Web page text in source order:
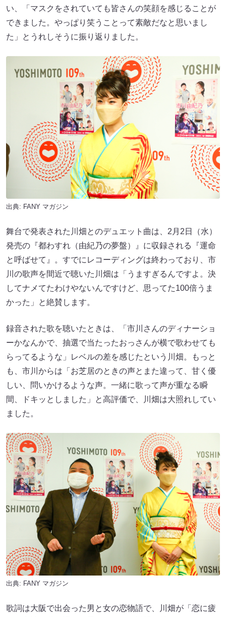
い、「マスクをされていても皆さんの笑顔を感じることが
できました。やっぱり笑うことって素敵だなと思いまし
た」とうれしそうに振り返りました。
出典: FANY マガジン
舞台で発表された川畑とのデュエット曲は、2月2日（水）
発売の『都わすれ（由紀乃の夢盤）』に収録される『運命
と呼ばせて』。すでにレコーディングは終わっており、市
川の歌声を間近で聴いた川畑は「うますぎるんですよ。決
してナメてたわけやないんですけど、思ってた100倍うま
かった」と絶賛します。
録音された歌を聴いたときは、「市川さんのディナーショ
ーかなんかで、抽選で当たったおっさんが横で歌わせても
らってるような」レベルの差を感じたという川畑。もっと
も、市川からは「お芝居のときの声とまた違って、甘く優
しい、問いかけるような声。一緒に歌って声が重なる瞬
間、ドキッとしました」と高評価で、川畑は大照れしてい
ました。
出典: FANY マガジン
歌詞は大阪で出会った男と女の恋物語で、川畑が「恋に疲